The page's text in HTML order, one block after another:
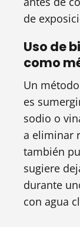
de
Uso de
como
Un
es
sodio o
a eliminar
también
sugiere
durante
con agua